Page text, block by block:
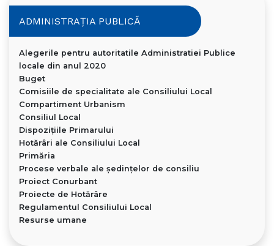
ADMINISTRAȚIA PUBLICĂ
Alegerile pentru autoritatile Administratiei Publice
locale din anul 2020
Buget
Comisiile de specialitate ale Consiliului Local
Compartiment Urbanism
Consiliul Local
Dispoziţiile Primarului
Hotărâri ale Consiliului Local
Primăria
Procese verbale ale ședințelor de consiliu
Proiect Conurbant
Proiecte de Hotărâre
Regulamentul Consiliului Local
Resurse umane